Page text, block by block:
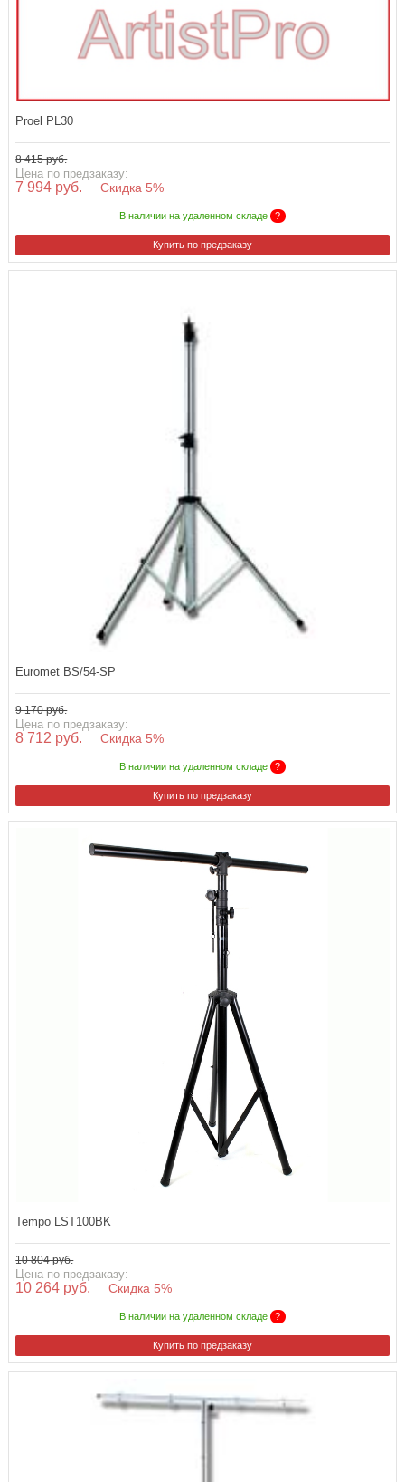
Proel PL30
8 415 руб.
Цена по предзаказу:
7 994 руб. Скидка 5%
В наличии на удаленном складе ?
Купить по предзаказу
Euromet BS/54-SP
9 170 руб.
Цена по предзаказу:
8 712 руб. Скидка 5%
В наличии на удаленном складе ?
Купить по предзаказу
Tempo LST100BK
10 804 руб.
Цена по предзаказу:
10 264 руб. Скидка 5%
В наличии на удаленном складе ?
Купить по предзаказу